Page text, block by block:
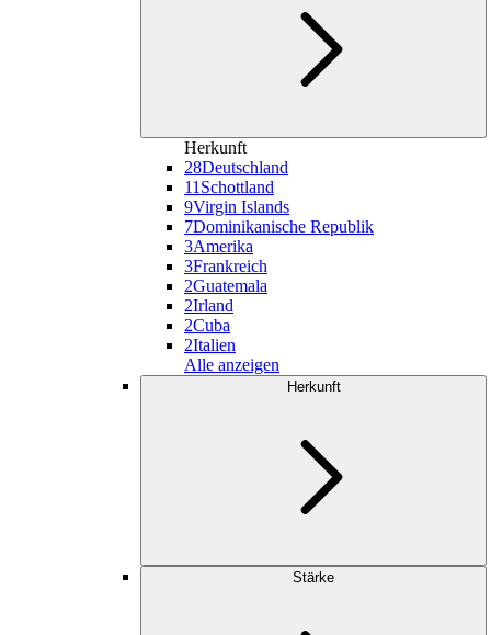
Herkunft
28Deutschland
11 Schottland
9Virgin Islands
7Dominikanische Republik
3Amerika
3Frankreich
2Guatemala
2Irland
2Cuba
2Italien
Alle anzeigen
Herkunft
Stärke